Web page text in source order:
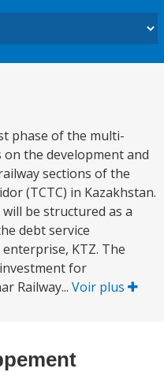
phase of the multi-
the development and
sections of the
(TCTC) in Kazakhstan.
be structured as a
debt service
KTZ. The
for
Railway... Voir plus